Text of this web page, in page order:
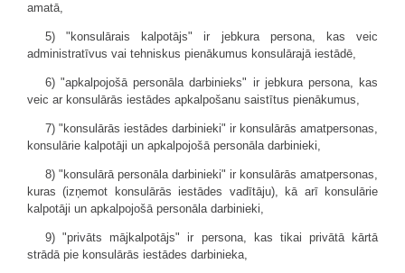
amatā,
5) "konsulārais kalpotājs" ir jebkura persona, kas veic
administratīvus vai tehniskus pienākumus konsulārajā iestādē,
6) "apkalpojošā personāla darbinieks" ir jebkura persona, kas
veic ar konsulārās iestādes apkalpošanu saistītus pienākumus,
7) "konsulārās iestādes darbinieki" ir konsulārās amatpersonas,
konsulārie kalpotāji un apkalpojošā personāla darbinieki,
8) "konsulārā personāla darbinieki" ir konsulārās amatpersonas,
kuras (izņemot konsulārās iestādes vadītāju), kā arī konsulārie
kalpotāji un apkalpojošā personāla darbinieki,
9) "privāts mājkalpotājs" ir persona, kas tikai privātā kārtā
strādā pie konsulārās iestādes darbinieka,